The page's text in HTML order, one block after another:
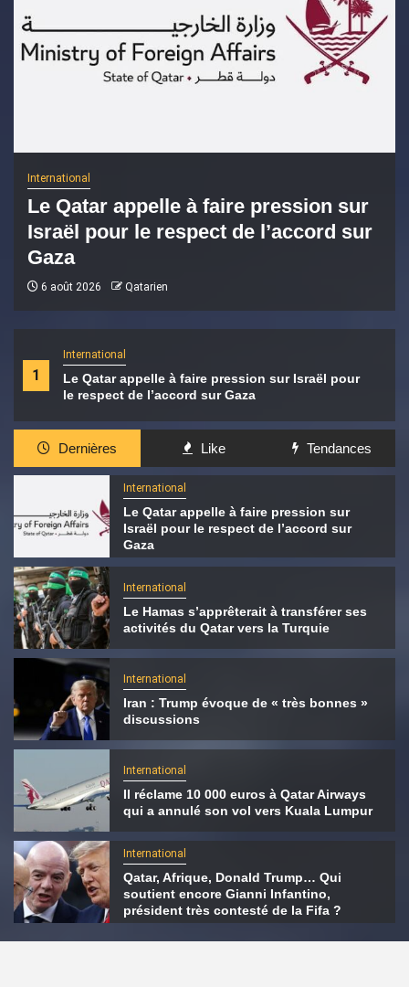
1
International
Le Qatar appelle à faire pression sur Israël pour
le respect de l’accord sur Gaza
International
Le Qatar appelle à faire pression sur
Israël pour le respect de l’accord sur
Gaza
6 août 2026 Qatarien
Dernières Like Tendances
International
Le Qatar appelle à faire pression sur
Israël pour le respect de l’accord sur
Gaza
International
Le Hamas s’apprêterait à transférer ses
activités du Qatar vers la Turquie
International
Iran : Trump évoque de « très bonnes »
discussions
International
Il réclame 10 000 euros à Qatar Airways
qui a annulé son vol vers Kuala Lumpur
International
Qatar, Afrique, Donald Trump… Qui
soutient encore Gianni Infantino,
président très contesté de la Fifa ?